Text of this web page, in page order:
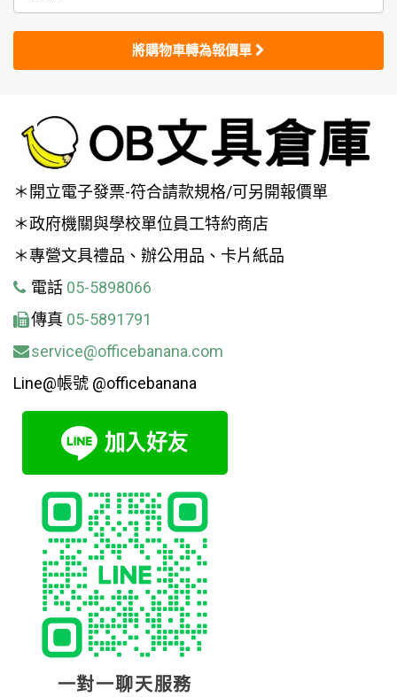
將購物車轉為報價單
＊開立電子發票-符合請款規格/可另開報價單
＊政府機關與學校單位員工特約商店
＊專營文具禮品、辦公用品、卡片紙品
電話 05-5898066
傳真 05-5891791
service@officebanana.com
Line@帳號 @officebanana
一對一聊天服務